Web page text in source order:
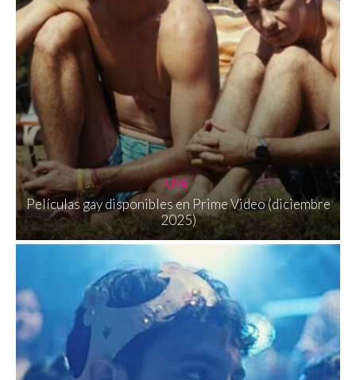
CINE
Películas gay disponibles en Prime Video (diciembre
2025)